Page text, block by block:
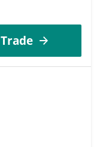
Trade